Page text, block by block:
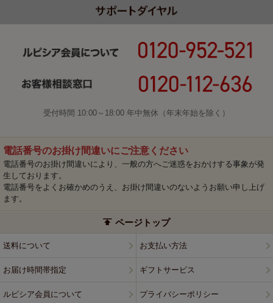
受付時間 10:00～18:00 年中無休（年末年始を除く）
電話番号のお掛け間違いにご注意ください
電話番号のお掛け間違いにより、一般の方へご迷惑をおかけする事象が発
生しております。
電話番号をよくお確かめのうえ、お掛け間違いのないようお願い申し上げ
ます。
ページトップ
送料について お支払い方法
お届け時間帯指定 ギフトサービス
ルピシア会員について プライバシーポリシー